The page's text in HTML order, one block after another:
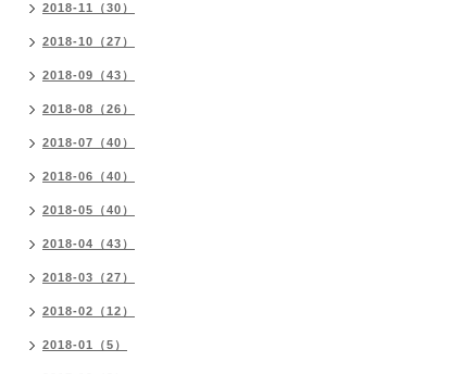
2018-11（30）
2018-10（27）
2018-09（43）
2018-08（26）
2018-07（40）
2018-06（40）
2018-05（40）
2018-04（43）
2018-03（27）
2018-02（12）
2018-01（5）